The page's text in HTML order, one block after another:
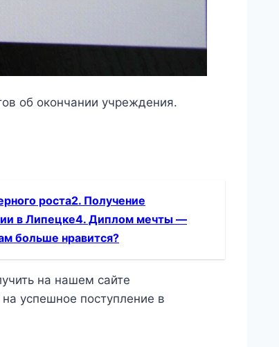
об окончании учреждения.
роста2. Получение
в Липецке4. Диплом мечты —
больше нравится?
на нашем сайте
успешное поступление в